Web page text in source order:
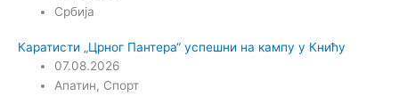
Србија
Каратисти „Црног Пантера“ успешни на кампу у Книћу
07.08.2026
Апатин, Спорт